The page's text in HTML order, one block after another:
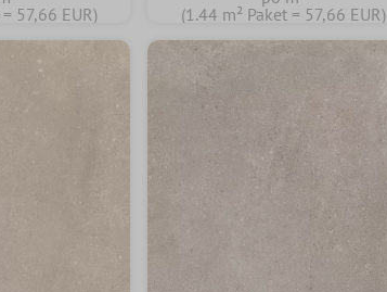
57,66 EUR)
(1.44 m² Paket = 57,66 EUR)